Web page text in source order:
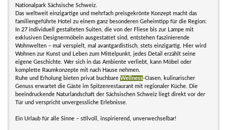
Nationalpark Sächsische Schweiz.
Das weltweit einzigartige und mehrfach preisgekrönte Konzept macht das
familiengeführte Hotel zu einem ganz besonderen Geheimtipp für die Region:
In 27 individuell gestalteten Suiten, die von der Fliese bis zur Lampe mit
exklusiven Designermöbeln ausgestattet sind, entstehen faszinierende
Wohnwelten – mal verspielt, mal avantgardistisch, stets einzigartig. Hier wird
Wohnen zur Kunst und Leben zum Mittelpunkt, jedes Detail erzählt seine
eigene Geschichte. Wer sich in das Ambiente verliebt, kann Möbel oder
komplette Raumkonzepte mit nach Hause nehmen.
Ruhe und Erholung bieten privat buchbare Wellness-Oasen, kulinarischer
Genuss erwartet die Gäste im Spitzenrestaurant mit regionaler Küche. Die
beeindruckende Naturlandschaft der Sächsischen Schweiz liegt direkt vor der
Tür und verspricht unvergessliche Erlebnisse.
Ein Urlaub für alle Sinne – stilvoll, inspirierend, unverwechselbar!